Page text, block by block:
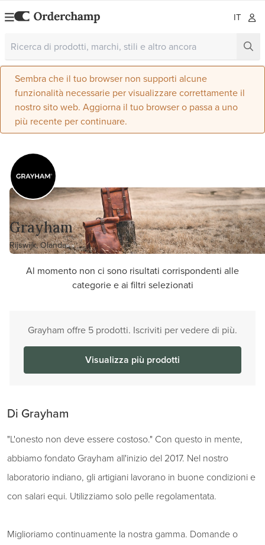
IT
Sembra che il tuo browser non supporti alcune
funzionalità necessarie per visualizzare correttamente il
nostro sito web. Aggiorna il tuo browser o passa a uno
più recente per continuare.
Grayham
Rijswijk, Olanda
Al momento non ci sono risultati corrispondenti alle
categorie e ai filtri selezionati
Grayham offre 5 prodotti. Iscriviti per vedere di più.
Visualizza più prodotti
Di Grayham
"L'onesto non deve essere costoso." Con questo in mente,
abbiamo fondato Grayham all'inizio del 2017. Nel nostro
laboratorio indiano, gli artigiani lavorano in buone condizioni e
con salari equi. Utilizziamo solo pelle regolamentata.
Miglioriamo continuamente la nostra gamma. Domande o